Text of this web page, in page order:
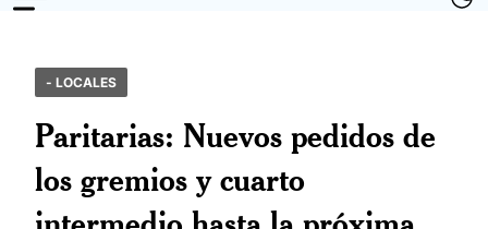
- LOCALES
Paritarias: Nuevos pedidos de
los gremios y cuarto